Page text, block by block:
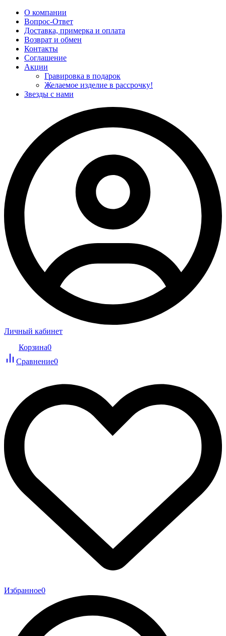
О компании
Вопрос-Ответ
Доставка, примерка и оплата
Возврат и обмен
Контакты
Соглашение
Акции
Гравировка в подарок
Желаемое изделие в рассрочку!
Звезды с нами
Личный кабинет
Корзина0
Сравнение0
Избранное0